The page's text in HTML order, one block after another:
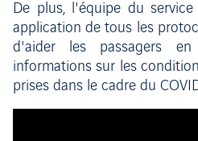
De plus, l'équipe du
application de tous les
d'aider les passagers
informations sur les
prises dans le cadre du